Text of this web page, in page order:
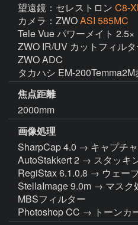
望遠鏡：セレストロン C8-
カメラ：ZWOASI 585MC
Tele Vue パワーメイト 2.5×
ZWO IR/UV カットフィル
ZWO ADC
タカハシ EM-
焦点距離
2000mm
画像処理
SharpCap 4.0 → キャプチ
AutoStakkert 2 → スタッキ
RegiStax 6.1.0.8 → ウェー
StellaImage 9.0m → マスク
MBSフィルター
Photoshop CC → トーンカ